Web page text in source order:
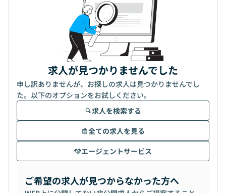
求人が見つかりませんでした
申し訳ありませんが、お探しの求人は見つかりませんでし
た。以下のオプションをお試しください。
求人を検索する
全ての求人を見る
エージェントサービス
ご希望の求人が見つからなかった方へ